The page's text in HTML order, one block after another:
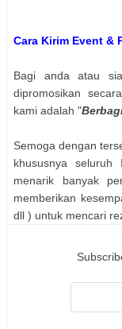
Cara Kirim Event &
Bagi anda atau
dipromosikan secara
kami adalah "
Semoga dengan
khususnya
menarik banyak
memberikan
dll ) untuk mencari